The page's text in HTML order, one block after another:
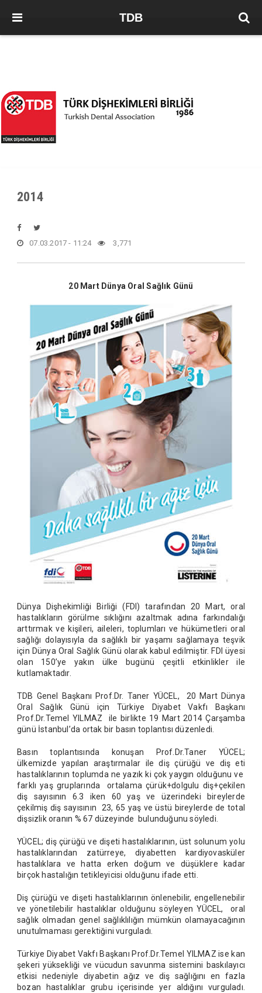
TDB
2014
07.03.2017 - 11:24 3,771
20 Mart Dünya Oral Sağlık Günü
Dünya Dişhekimliği Birliği (FDI) tarafından 20 Mart, oral
hastalıkların görülme sıklığını azaltmak adına farkındalığı
arttırmak ve kişileri, aileleri, toplumları ve hükümetleri oral
sağlığı dolayısıyla da sağlıklı bir yaşamı sağlamaya teşvik
için Dünya Oral Sağlık Günü olarak kabul edilmiştir. FDI üyesi
olan 150’ye yakın ülke bugünü çeşitli etkinlikler ile
kutlamaktadır.
TDB Genel Başkanı Prof.Dr. Taner YÜCEL, 20 Mart Dünya
Oral Sağlık Günü için Türkiye Diyabet Vakfı Başkanı
Prof.Dr.Temel YILMAZ ile birlikte 19 Mart 2014 Çarşamba
günü İstanbul’da ortak bir basın toplantısı düzenledi.
Basın toplantısında konuşan Prof.Dr.Taner YÜCEL;
ülkemizde yapılan araştırmalar ile diş çürüğü ve diş eti
hastalıklarının toplumda ne yazık ki çok yaygın olduğunu ve
farklı yaş gruplarında ortalama çürük+dolgulu diş+çekilen
diş sayısının 6.3 iken 60 yaş ve üzerindeki bireylerde
çekilmiş diş sayısının 23, 65 yaş ve üstü bireylerde de total
dişsizlik oranın % 67 düzeyinde bulunduğunu söyledi.
YÜCEL; diş çürüğü ve dişeti hastalıklarının, üst solunum yolu
hastalıklarından zatürreye, diyabetten kardiyovasküler
hastalıklara ve hatta erken doğum ve düşüklere kadar
birçok hastalığın tetikleyicisi olduğunu ifade etti.
Diş çürüğü ve dişeti hastalıklarının önlenebilir, engellenebilir
ve yönetilebilir hastalıklar olduğunu söyleyen YÜCEL, oral
sağlık olmadan genel sağlıklılığın mümkün olamayacağının
unutulmaması gerektiğini vurguladı.
Türkiye Diyabet Vakfı Başkanı Prof.Dr.Temel YILMAZ ise kan
şekeri yüksekliği ve vücudun savunma sistemini baskılayıcı
etkisi nedeniyle diyabetin ağız ve diş sağlığını en fazla
bozan hastalıklar grubu içerisinde yer aldığını vurguladı.